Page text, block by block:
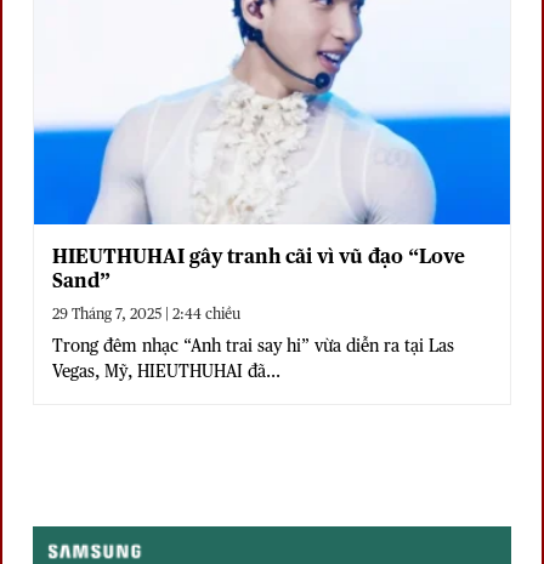
HIEUTHUHAI gây tranh cãi vì vũ đạo “Love
Sand”
29 Tháng 7, 2025 | 2:44 chiều
Trong đêm nhạc “Anh trai say hi” vừa diễn ra tại Las
Vegas, Mỹ, HIEUTHUHAI đã...